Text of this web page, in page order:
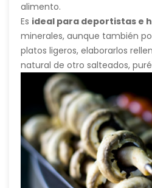
alimento.
Es ideal para deportistas e
minerales, aunque también
platos ligeros, elaborarlos
natural de otro salteados,